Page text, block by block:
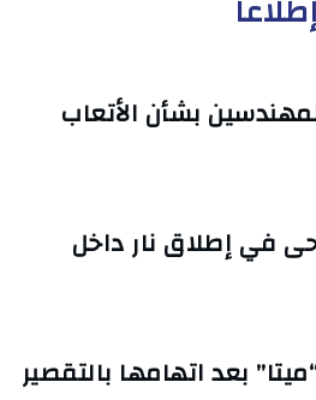
بشأن الأتعاب
في إطلاق نار داخل
بعد اتهامها بالتقصير